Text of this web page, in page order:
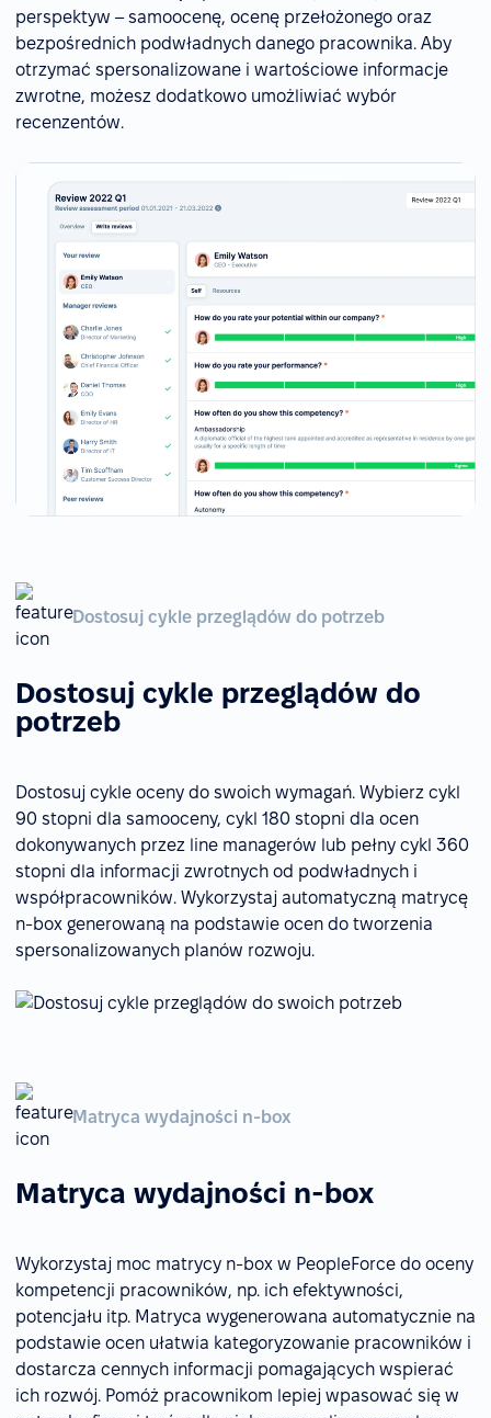
perspektyw – samoocenę, ocenę przełożonego oraz
bezpośrednich podwładnych danego pracownika. Aby
otrzymać spersonalizowane i wartościowe informacje
zwrotne, możesz dodatkowo umożliwiać wybór
recenzentów.
Dostosuj cykle przeglądów do potrzeb
Dostosuj cykle przeglądów do
potrzeb
Dostosuj cykle oceny do swoich wymagań. Wybierz cykl
90 stopni dla samooceny, cykl 180 stopni dla ocen
dokonywanych przez line managerów lub pełny cykl 360
stopni dla informacji zwrotnych od podwładnych i
współpracowników. Wykorzystaj automatyczną matrycę
n-box generowaną na podstawie ocen do tworzenia
spersonalizowanych planów rozwoju.
Matryca wydajności n-box
Matryca wydajności n-box
Wykorzystaj moc matrycy n-box w PeopleForce do oceny
kompetencji pracowników, np. ich efektywności,
potencjału itp. Matryca wygenerowana automatycznie na
podstawie ocen ułatwia kategoryzowanie pracowników i
dostarcza cennych informacji pomagających wspierać
ich rozwój. Pomóż pracownikom lepiej wpasować się w